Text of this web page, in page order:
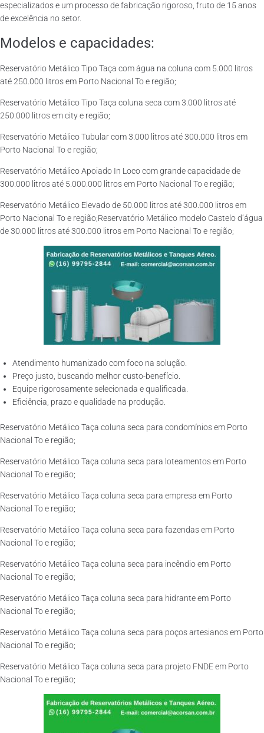
especializados e um processo de fabricação rigoroso, fruto de 15 anos
de excelência no setor.
Modelos e capacidades:
Reservatório Metálico Tipo Taça com água na coluna com 5.000 litros
até 250.000 litros em Porto Nacional To e região;
Reservatório Metálico Tipo Taça coluna seca com 3.000 litros até
250.000 litros em city e região;
Reservatório Metálico Tubular com 3.000 litros até 300.000 litros em
Porto Nacional To e região;
Reservatório Metálico Apoiado In Loco com grande capacidade de
300.000 litros até 5.000.000 litros em Porto Nacional To e região;
Reservatório Metálico Elevado de 50.000 litros até 300.000 litros em
Porto Nacional To e região;Reservatório Metálico modelo Castelo d’água
de 30.000 litros até 300.000 litros em Porto Nacional To e região;
Atendimento humanizado com foco na solução.
Preço justo, buscando melhor custo-benefício.
Equipe rigorosamente selecionada e qualificada.
Eficiência, prazo e qualidade na produção.
Reservatório Metálico Taça coluna seca para condomínios em Porto
Nacional To e região;
Reservatório Metálico Taça coluna seca para loteamentos em Porto
Nacional To e região;
Reservatório Metálico Taça coluna seca para empresa em Porto
Nacional To e região;
Reservatório Metálico Taça coluna seca para fazendas em Porto
Nacional To e região;
Reservatório Metálico Taça coluna seca para incêndio em Porto
Nacional To e região;
Reservatório Metálico Taça coluna seca para hidrante em Porto
Nacional To e região;
Reservatório Metálico Taça coluna seca para poços artesianos em Porto
Nacional To e região;
Reservatório Metálico Taça coluna seca para projeto FNDE em Porto
Nacional To e região;